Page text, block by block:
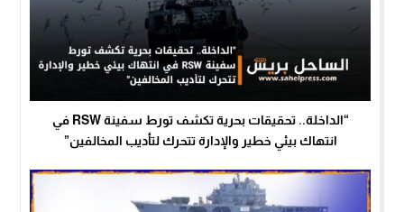
“الداخلة.. تحقيقات بحرية تكشف تورط سفينة RSW في
انتهاك بيئي خطير والإدارة تتحرك لتأديب المخالفين”